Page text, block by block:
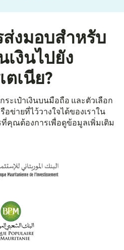
ส่งมอบสำหรับ
เงินไปยัง
ตเนีย?
ระเป๋าเงินบนมือถือ และตัวเลือก
อข่ายที่ไว้วางใจได้ของเราใน
ที่คุณต้องการเพื่อดูข้อมูลเพิ่มเติม